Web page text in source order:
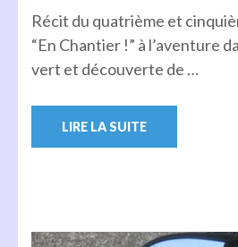
Récit du quatrième et
“En Chantier !” à l’aventure
vert et découverte de …
LIRE LA SUITE